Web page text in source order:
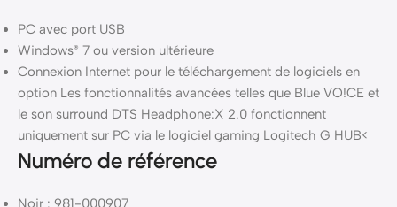
PC avec port USB
Windows® 7 ou version ultérieure
Connexion Internet pour le téléchargement de logiciels en
option Les fonctionnalités avancées telles que Blue VO!CE et
le son surround DTS Headphone:X 2.0 fonctionnent
uniquement sur PC via le logiciel gaming Logitech G HUB<
Numéro de référence
Noir : 981-000907